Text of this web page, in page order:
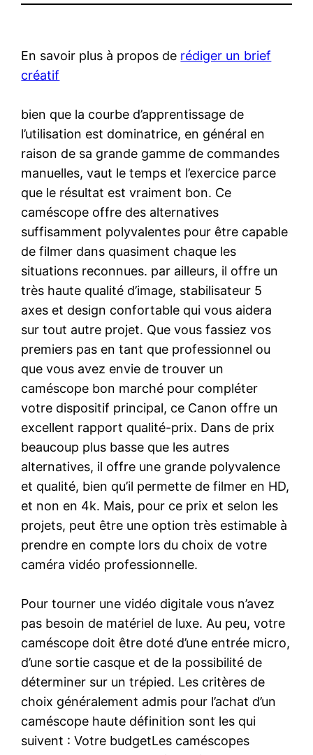
En savoir plus à propos de rédiger un brief
créatif
bien que la courbe d’apprentissage de
l’utilisation est dominatrice, en général en
raison de sa grande gamme de commandes
manuelles, vaut le temps et l’exercice parce
que le résultat est vraiment bon. Ce
caméscope offre des alternatives
suffisamment polyvalentes pour être capable
de filmer dans quasiment chaque les
situations reconnues. par ailleurs, il offre un
très haute qualité d’image, stabilisateur 5
axes et design confortable qui vous aidera
sur tout autre projet. Que vous fassiez vos
premiers pas en tant que professionnel ou
que vous avez envie de trouver un
caméscope bon marché pour compléter
votre dispositif principal, ce Canon offre un
excellent rapport qualité-prix. Dans de prix
beaucoup plus basse que les autres
alternatives, il offre une grande polyvalence
et qualité, bien qu’il permette de filmer en HD,
et non en 4k. Mais, pour ce prix et selon les
projets, peut être une option très estimable à
prendre en compte lors du choix de votre
caméra vidéo professionnelle.
Pour tourner une vidéo digitale vous n’avez
pas besoin de matériel de luxe. Au peu, votre
caméscope doit être doté d’une entrée micro,
d’une sortie casque et de la possibilité de
déterminer sur un trépied. Les critères de
choix généralement admis pour l’achat d’un
caméscope haute définition sont les qui
suivent : Votre budgetLes caméscopes